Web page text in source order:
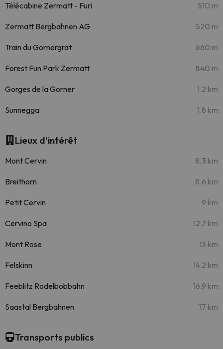
Télécabine Zermatt - Furi 510 m
Zermatt Bergbahnen AG 520 m
Train du Gornergrat 660 m
Forest Fun Park Zermatt 840 m
Gorges de la Gorner 1.2 km
Sunnegga 1.8 km
Lieux d'intérêt
Mont Cervin 8.3 km
Breithorn 8.6 km
Petit Cervin 9 km
Cervino Spa 12.7 km
Mont Rose 13 km
Felskinn 14.2 km
Feeblitz Rodelbobbahn 16.9 km
Saastal Bergbahnen 17 km
Transports publics